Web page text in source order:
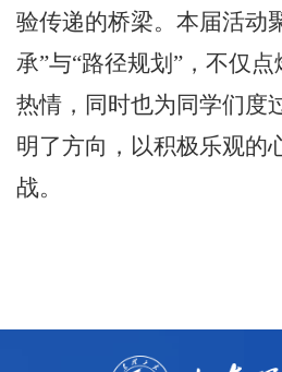
验传递的桥梁。本届活动
承”与“路径规划 ” ，不仅
热情，同时也为同学们度
明了方向，以积极乐观的
战。